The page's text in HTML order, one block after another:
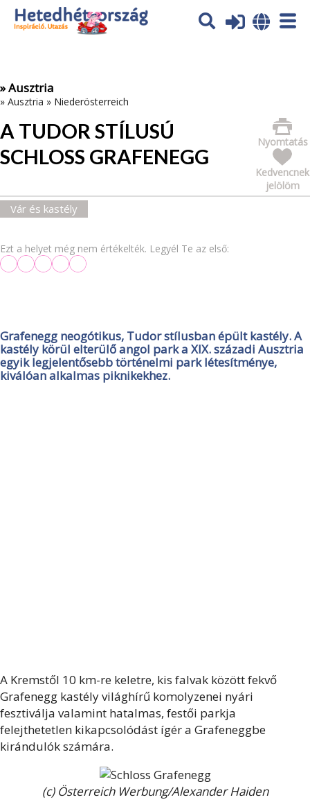
Az oldal sütiket (cookies) használ. További tájékoztatás itt:
Adatvédelmi tájékoztató
» Ausztria
» Ausztria » Niederösterreich
A TUDOR STÍLUSÚ
SCHLOSS GRAFENEGG
Nyomtatás
Kedvencnek
jelölöm
Vár és kastély
Ezt a helyet még nem értékelték. Legyél Te az első:
Grafenegg neogótikus, Tudor stílusban épült kastély. A
kastély körül elterülő angol park a XIX. századi Ausztria
egyik legjelentősebb történelmi park létesítménye,
kiválóan alkalmas piknikekhez.
A Kremstől 10 km-re keletre, kis falvak között fekvő
Grafenegg kastély világhírű komolyzenei nyári
fesztiválja valamint hatalmas, festői parkja
felejthetetlen kikapcsolódást ígér a Grafeneggbe
kirándulók számára.
(c) Österreich Werbung/Alexander Haiden